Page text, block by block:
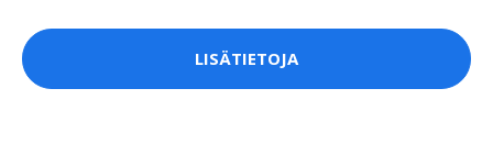
LISÄTIETOJA